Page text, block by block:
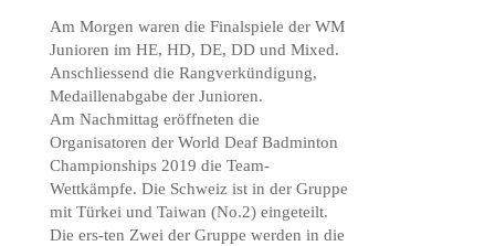
Am Morgen waren die Finalspiele der WM
Junioren im HE, HD, DE, DD und Mixed.
Anschliessend die Rangverkündigung,
Medaillenabgabe der Junioren.
Am Nachmittag eröffneten die
Organisatoren der World Deaf Badminton
Championships 2019 die Team-
Wettkämpfe. Die Schweiz ist in der Gruppe
mit Türkei und Taiwan (No.2) eingeteilt.
Die ers-ten Zwei der Gruppe werden in die